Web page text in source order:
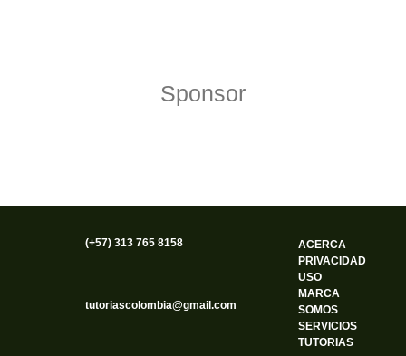
Sponsor
(+57) 313 765 8158
tutoriascolombia@gmail.com
ACERCA
PRIVACIDAD
USO
MARCA
SOMOS
SERVICIOS
TUTORIAS